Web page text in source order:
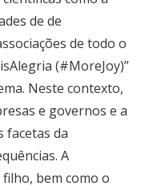
de de
de todo o
(#MoreJoy)”
Neste contexto,
e governos e a
facetas da
A
bem como o